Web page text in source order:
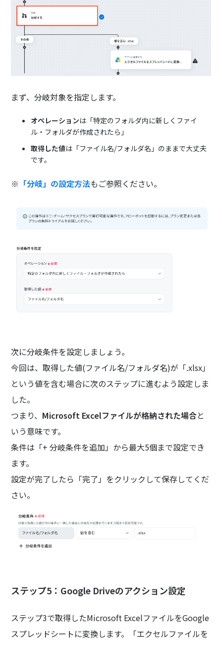
まず、分岐対象を指定します。
オペレーションは「特定のフォルダ内に新しくファイ
ル・フォルダが作成されたら」
取得した値は「ファイル名/フォルダ名」のままで大丈夫
です。
※ 「分岐」の設定方法もご参照ください。
次に分岐条件を設定しましょう。
今回は、取得した値(ファイル名/フォルダ名)が「.xlsx」
という値を含む場合に次のステップに進むよう設定しま
した。
つまり、 Microsoft Excelファイルが格納された場合と
いう意味です。
条件は「+ 分岐条件を追加」から最大5個まで設定でき
ます。
設定が完了したら「完了」をクリックして保存してくだ
さい。
ステップ5：Google Driveのアクション設定
ステップ3で取得したMicrosoft ExcelファイルをGoogle
スプレッドシートに変換します。「エクセルファイルを